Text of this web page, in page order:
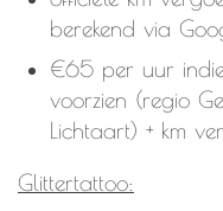
berekend via
€65 per uur
voorzien (regio
Lichtaart) + km
Glittertattoo: